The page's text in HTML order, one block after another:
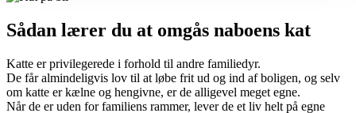
Sådan lærer du at omgås naboens kat
Katte er privilegerede i forhold til andre familiedyr.
De får almindeligvis lov til at løbe frit ud og ind af boligen, og selv
om katte er kælne og hengivne, er de alligevel meget egne.
Når de er uden for familiens rammer, lever de et liv helt på egne